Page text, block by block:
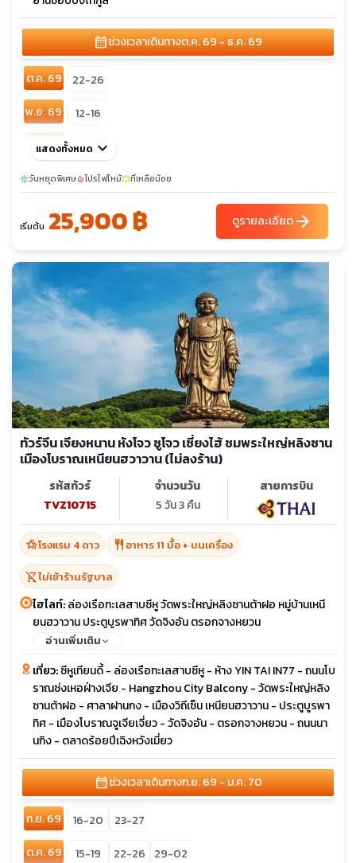
calendar_monthช่วงเวลาเดินทางต.ค. 69 - ธ.ค. 69
ต.ค. 69
22-26
พ.ย. 69
12-16
ธ.ค. 69 04-08
แสดงทั้งหมด keyboard_arrow_down
sunnyวันหยุดพิเศษlocal_fire_departmentโปรไฟไหม้confirmation_numberที่เหลือน้อย
เริ่มต้น 25,900 ฿ ดูรายละเอียดarrow_forward
ทัวร์จีน เจียงหนาน หังโจว ซูโจว เซี่ยงไฮ้ ชมพระใหญ่หลิงซาน
เมืองโบราณเหนียนฮวาวาน (ไม่ลงร้าน)
รหัสทัวร์
TVZ10715
จำนวนวัน
5 วัน 3 คืน
สายการบิน
hotel_classโรงแรม 4 ดาว restaurant อาหาร 11 มื้อ + บนเครื่อง
shopping_cart_offไม่เข้าร้านรัฐบาล
ไฮไลท์:ล่องเรือทะเลสาบซีหู วัดพระใหญ่หลิงซานต้าฝอ หมู่บ้านเหนี
ยนฮวาวาน ประตูบูรพาทิศ วัดจิงอัน ตรอกจางหยวน
อ่านเพิ่มเติม
เที่ยว:ซีหูเทียนดี้ - ล่องเรือทะเลสาบซีหู - ห้าง YIN TAI IN77 - ถนนโบ
ราณซ่งเหอฝ่างเจีย - Hangzhou City Balcony - วัดพระใหญ่หลิง
ซานต้าฝอ - ศาลาฝานกง - เมืองวิถีเซ็น เหนียนฮวาวาน - ประตูบูรพา
ทิศ - เมืองโบราณจูเจียเจี่ยว - วัดจิงอัน - ตรอกจางหยวน - ถนนนา
นกิง - ตลาดร้อยปีเฉิงหวังเมี่ยว
calendar_monthช่วงเวลาเดินทางก.ย. 69 - ม.ค. 70
ก.ย. 69 16-20
23-27
ต.ค. 69
15-19 22-26
29-02